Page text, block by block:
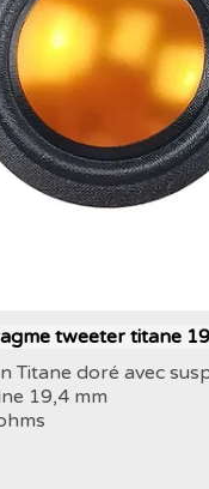
tweeter titane
Titane doré avec
19,4 mm